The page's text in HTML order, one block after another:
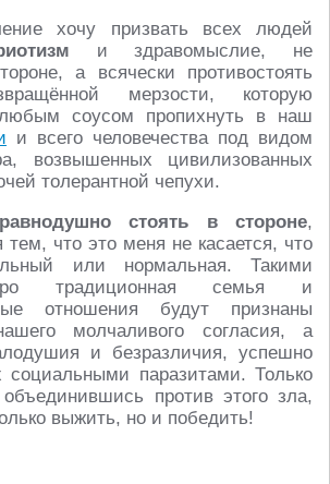
хочу призвать всех людей
и здравомыслие, не
а всячески противостоять
мерзости, которую
соусом пропихнуть в наш
и всего человечества под видом
возвышенных цивилизованных
толерантной чепухи.
стоять в стороне,
тем, что это меня не касается, что
или нормальная. Такими
традиционная семья и
отношения будут признаны
молчаливого согласия, а
и безразличия, успешно
социальными паразитами. Только
против этого зла,
выжить, но и победить!